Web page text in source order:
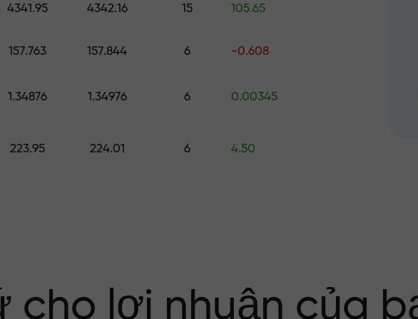
rủi ro — chúng tôi
của bạn
trên thị trường
4341.95 4342.16 15 105.65
157.763 157.844 6 -0.608
1.34876 1.34976 6 0.00345
223.95 224.01 6 4.50
cho lợi nhuận của